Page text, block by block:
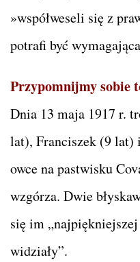
»współweseli się z
potrafi być
Przypomnijmy sobie
Dnia 13 maja 1917 r.
lat), Franciszek (9 lat)
owce na pastwisku
wzgórza. Dwie
się im
widziały”.